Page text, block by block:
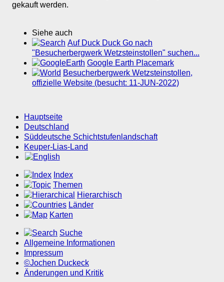
gekauft werden.
Siehe auch
Auf Duck Duck Go nach
"Besucherbergwerk Wetzsteinstollen" suchen...
Google Earth Placemark
Besucherbergwerk Wetzsteinstollen,
offizielle Website (besucht: 11-JUN-2022)
Hauptseite
Deutschland
Süddeutsche Schichtstufenlandschaft
Keuper-Lias-Land
Index
Themen
Hierarchisch
Länder
Karten
Suche
Allgemeine Informationen
Impressum
©Jochen Duckeck
Änderungen und Kritik